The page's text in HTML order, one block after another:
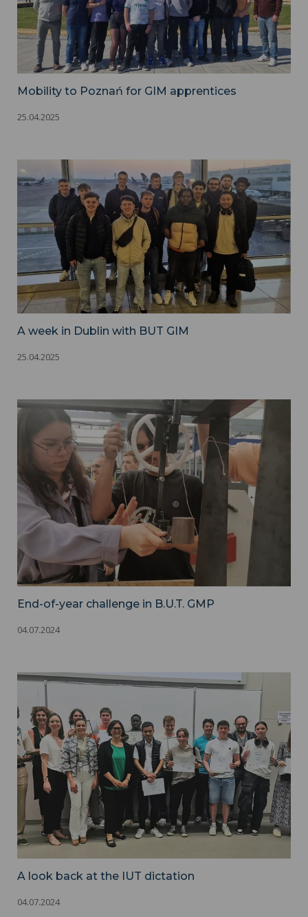
Mobility to Poznań for GIM apprentices
25.04.2025
A week in Dublin with BUT GIM
25.04.2025
Compétition GMP - IUT
End-of-year challenge in B.U.T. GMP
04.07.2024
Dictée IUT 2024 - IUT
A look back at the IUT dictation
04.07.2024